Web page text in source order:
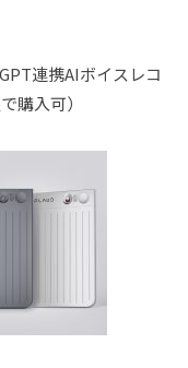
連携AIボイスレコ
購入可）